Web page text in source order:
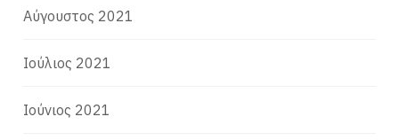
Αύγουστος 2021
Ιούλιος 2021
Ιούνιος 2021